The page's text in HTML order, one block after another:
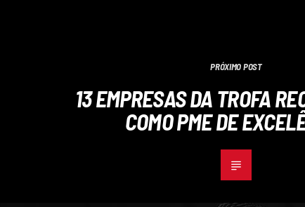
PRÓXIMO POST
13 EMPRESAS DA TROFA
COMO PME DE